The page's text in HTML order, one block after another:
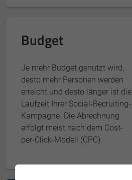
Budget
Je mehr Budget genutzt wird,
desto mehr Personen werden
erreicht und desto länger ist die
Laufzeit Ihrer Social-Recruiting-
Kampagne. Die Abrechnung
erfolgt meist nach dem Cost-
per-Click-Modell (CPC).